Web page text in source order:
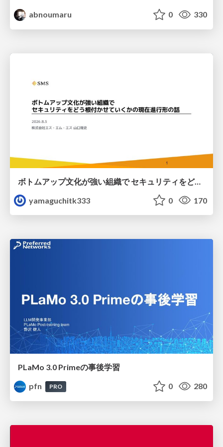
abnoumaru
0 330
ボトムアップ文化が強い組織で セキュリティをどう根付かせていくかの現在進行形の話 / Making Security Stick in a Bottom-Up Organization
yamaguchitk333
0 170
PLaMo 3.0 Primeの事後学習
pfn
PRO 0 280